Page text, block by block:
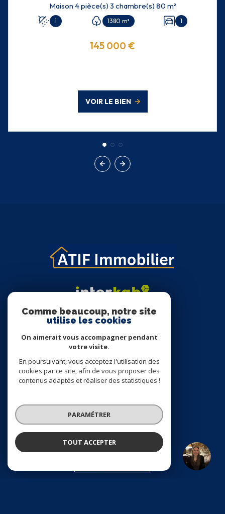
BOEN SUR LIGNON
Maison 4 pièce(s) 3 chambre(s) 80 m²
1 1380 m² 1
145 000 €
VOIR LE BIEN
NOS RÉSEAUX
VOTRE ESPACE
ESPACE PROPRIÉTAIRE
Comme beaucoup, notre site
utilise les cookies
On aimerait vous accompagner pendant
votre visite.
En poursuivant, vous acceptez l'utilisation des
cookies par ce site, afin de vous proposer des
contenus adaptés et réaliser des statistiques !
PARAMÉTRER
TOUT ACCEPTER